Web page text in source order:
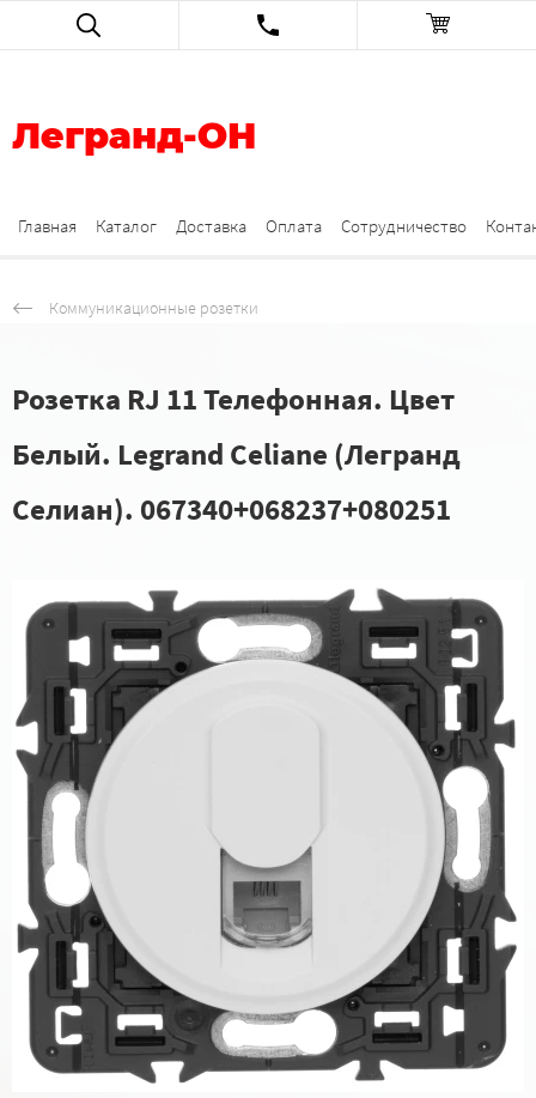
Легранд-ОН
Главная Каталог Доставка Оплата Сотрудничество
Коммуникационные розетки
Розетка RJ 11 Телефонная. Цвет
Белый. Legrand Celiane (Легранд
Селиан). 067340+068237+080251